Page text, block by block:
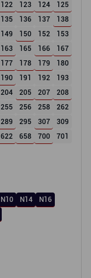
122 123 124
125
135 136 137
138
149 150 152
153
163 165 166
167
177 178 179
180
190 191 192
193
204 205 207
208
255 256 258
262
289 295 307
309
622 658 700
701
N10 N14
N16